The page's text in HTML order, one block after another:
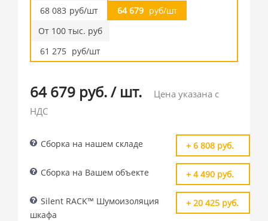
68 083 руб/шт
64 679 руб/шт
От 100 тыс. руб
61 275 руб/шт
64 679 руб./ шт.
Цена указана с
НДС
Сборка на нашем складе + 6 808 руб.
Сборка на Вашем объекте + 4 490 руб.
Silent RACK™ Шумоизоляция
шкафа
+ 20 425 руб.